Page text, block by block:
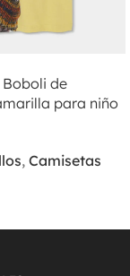
de
para niño
, Camisetas